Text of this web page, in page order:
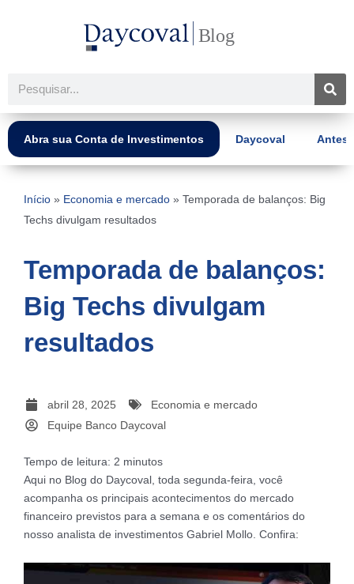
Pesquisar
Abra sua Conta de Investimentos Daycoval Antes
Início » Economia e mercado » Temporada de balanços: Big
Techs divulgam resultados
Temporada de balanços:
Big Techs divulgam
resultados
abril 28, 2025
Economia e mercado
Equipe Banco Daycoval
Tempo de leitura: 2 minutos
Aqui no Blog do Daycoval, toda segunda-feira, você
acompanha os principais acontecimentos do mercado
financeiro previstos para a semana e os comentários do
nosso analista de investimentos Gabriel Mollo. Confira: